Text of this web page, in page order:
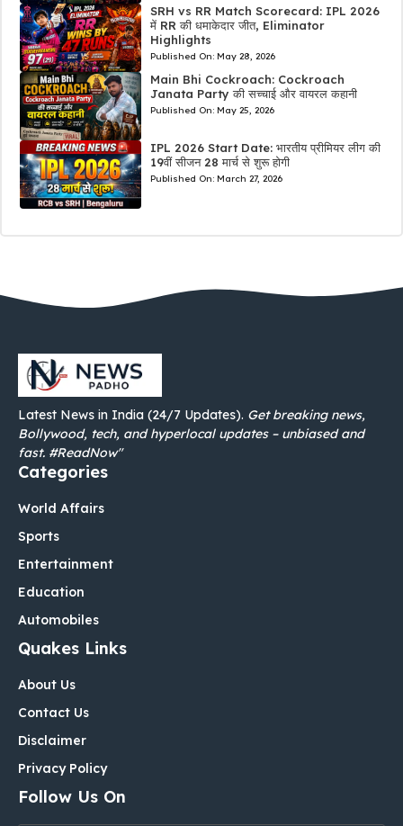
SRH vs RR Match Scorecard: IPL 2026
में RR की धमाकेदार जीत, Eliminator
Highlights
Published On: May 28, 2026
Main Bhi Cockroach: Cockroach
Janata Party की सच्चाई और वायरल कहानी
Published On: May 25, 2026
IPL 2026 Start Date: भारतीय प्रीमियर लीग की
19वीं सीजन 28 मार्च से शुरू होगी
Published On: March 27, 2026
Latest News in India (24/7 Updates). Get breaking news,
Bollywood, tech, and hyperlocal updates – unbiased and
fast. #ReadNow"
Categories
World Affairs
Sports
Entertainment
Education
Automobiles
Quakes Links
About Us
Contact Us
Disclaimer
Privacy Policy
Follow Us On